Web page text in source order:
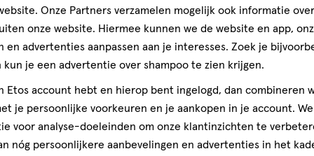
5
Onze Partners verzamelen mogelijk ook informatie
onze website. Hiermee kunnen we de website en app,
en advertenties aanpassen aan je interesses. Zoek je
kun je een advertentie over shampoo te zien krijgen.
Etos account hebt en hierop bent ingelogd, dan combineren
je persoonlijke voorkeuren en je aankopen in je account.
voor analyse-doeleinden om onze klantinzichten te
nóg persoonlijkere aanbevelingen en advertenties in het